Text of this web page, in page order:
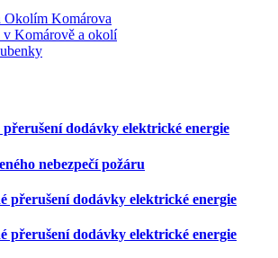
Okolím Komárova
Komárově a okolí
přerušení dodávky elektrické energie
nebezpečí požáru
přerušení dodávky elektrické energie
přerušení dodávky elektrické energie